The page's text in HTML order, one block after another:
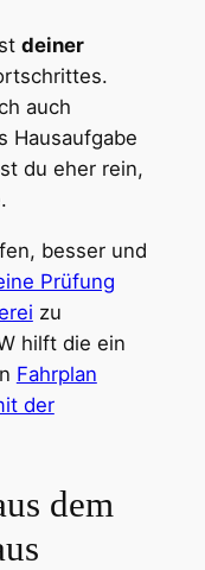
deiner
auch
Hausaufgabe
du eher rein,
besser und
Prüfung
zu
hilft die ein
Fahrplan
der
dem